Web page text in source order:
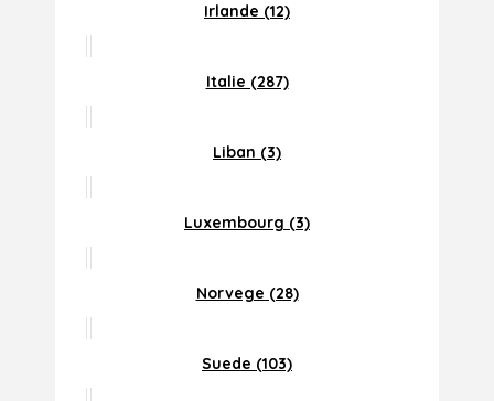
Irlande (12)
Italie (287)
Liban (3)
Luxembourg (3)
Norvege (28)
Suede (103)